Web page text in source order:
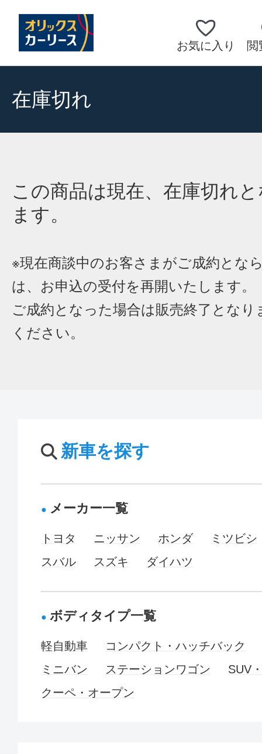
お気に入り 閲
在庫切れ
この商品は現在、在庫切れ
ます。
※現在商談中のお客さまがご成約とな
は、お申込の受付を再開いたします。
ご成約となった場合は販売終了となり
ください。
新車を探す
メーカー一覧
トヨタ ニッサン ホンダ
ミツビシ
スバル
スズキ ダイハツ
ボディタイプ一覧
軽自動車
コンパクト・ハッチバック
ミニバン
ステーションワゴン
SUV
クーペ・オープン